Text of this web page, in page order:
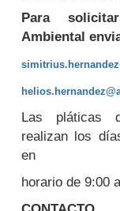
Para
Ambiental
Las pláticas
realizan los
en
horario de 9:00